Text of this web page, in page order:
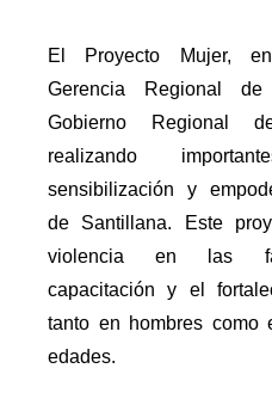
El Proyecto Mujer,
Gerencia Regional
Gobierno Regional
realizando
sensibilización y
de Santillana. Este
violencia en las
capacitación y el
tanto en hombres como
edades.